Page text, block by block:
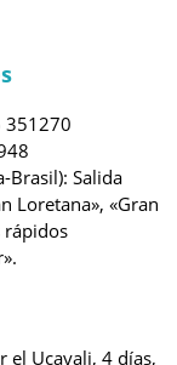
351270
Brasil): Salida
Loretana», «Gran
rápidos
el Ucayali, 4 días,